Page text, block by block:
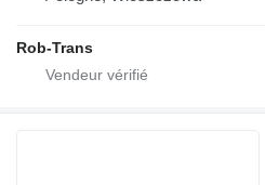
Rob-Trans